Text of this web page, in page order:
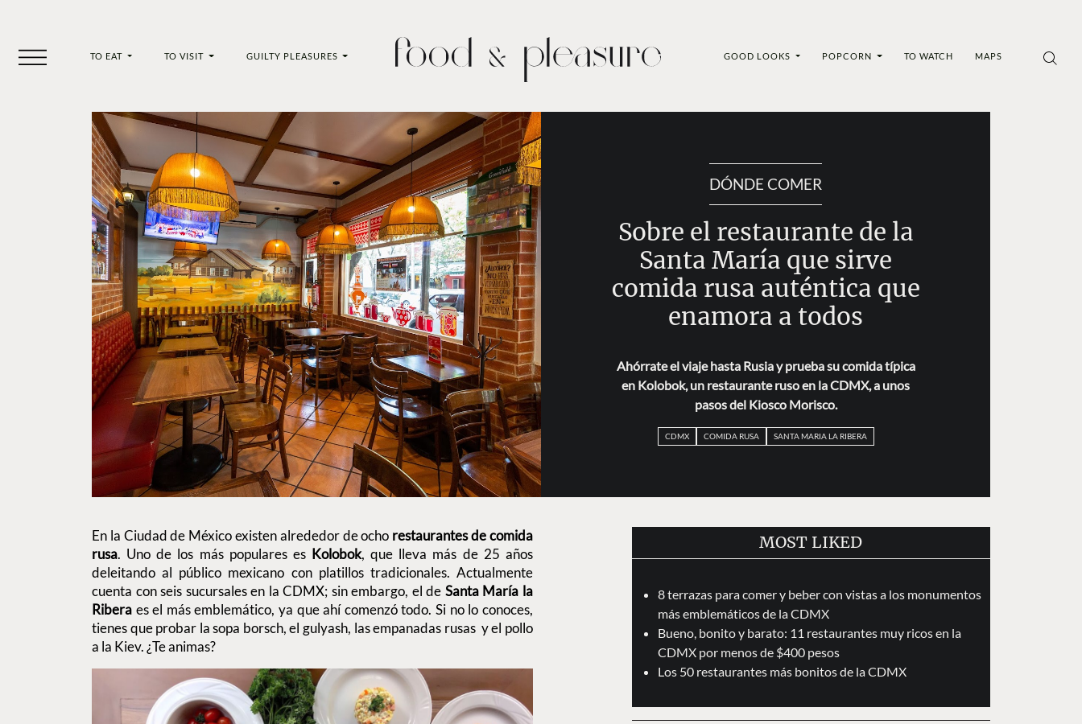
TO EAT TO VISIT GUILTY PLEASURES GOOD LOOKS POPCORN TO WATCH MAPS
DÓNDE COMER
Sobre el restaurante de la
Santa María que sirve
comida rusa auténtica que
enamora a todos
Ahórrate el viaje hasta Rusia y prueba su comida típica
en Kolobok, un restaurante ruso en la CDMX, a unos
pasos del Kiosco Morisco.
CDMX COMIDA RUSA SANTA MARIA LA RIBERA
En la Ciudad de México existen alrededor de ocho restaurantes de comida
rusa. Uno de los más populares es Kolobok, que lleva más de 25 años
deleitando al público mexicano con platillos tradicionales. Actualmente
cuenta con seis sucursales en la CDMX; sin embargo, el de Santa María la
Ribera es el más emblemático, ya que ahí comenzó todo. Si no lo conoces,
tienes que probar la sopa borsch, el gulyash, las empanadas rusas y el pollo
a la Kiev. ¿Te animas?
MOST LIKED
8 terrazas para comer y beber con vistas a los monumentos
más emblemáticos de la CDMX
Bueno, bonito y barato: 11 restaurantes muy ricos en la
CDMX por menos de $400 pesos
Los 50 restaurantes más bonitos de la CDMX